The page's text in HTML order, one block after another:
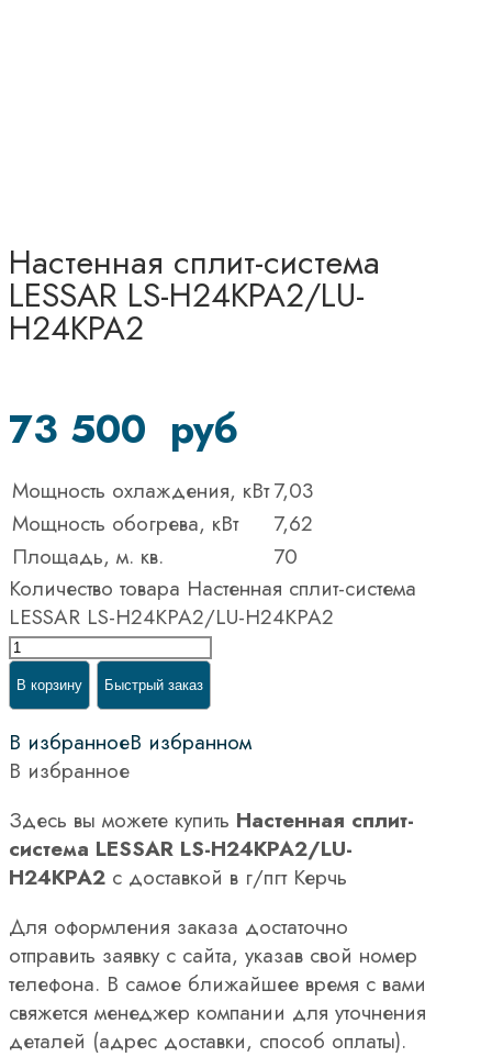
Настенная сплит-система
LESSAR LS-H24KPA2/LU-
H24KPA2
73 500 руб
Мощность охлаждения, кВт7,03
Мощность обогрева, кВт
7,62
Площадь, м. кв.
70
Количество товара Настенная сплит-система
LESSAR LS-H24KPA2/LU-H24KPA2
В корзину Быстрый заказ
В избранноеВ избранном
В избранное
Здесь вы можете купить Настенная сплит-
система LESSAR LS-H24KPA2/LU-
H24KPA2 с доставкой в г/пгт Керчь
Для оформления заказа достаточно
отправить заявку с сайта, указав свой номер
телефона. В самое ближайшее время с вами
свяжется менеджер компании для уточнения
деталей (адрес доставки, способ оплаты).